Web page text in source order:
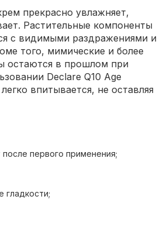
прекрасно увлажняет,
Растительные компоненты
с видимыми раздражениями и
того, мимические и более
остаются в прошлом при
Declare Q10 Age
впитывается, не оставляя
первого применения;
гладкости;
запах;